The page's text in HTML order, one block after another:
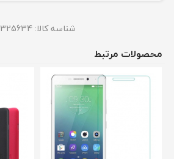
شناسه کالا:325634
محصولات مرتبط